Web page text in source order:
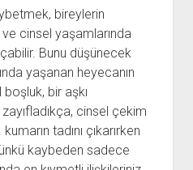
bireylerin
cinsel yaşamlarında
Bunu düşünecek
yaşanan heyecanın
bir aşkı
cinsel çekim
tadını çıkarırken
kaybeden sadece